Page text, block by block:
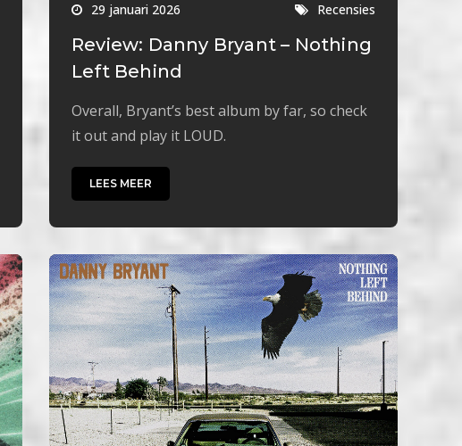
29 januari 2026 Recensies
Review: Danny Bryant – Nothing
Left Behind
Overall, Bryant’s best album by far, so check
it out and play it LOUD.
LEES MEER